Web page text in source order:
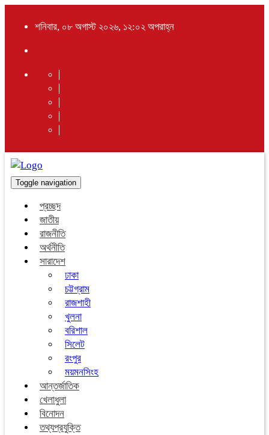
শনিবার, ০৮ অগাস্ট ২০২৬, ১২:০২ অপরাহ্ন
Toggle navigation
প্রচ্ছদ
জাতীয়
রাজনীতি
অর্থনীতি
সারাদেশ
ঢাকা
চট্টগ্রাম
রাজশাহী
খুলনা
বরিশাল
সিলেট
রংপুর
ময়মনসিংহ
আন্তর্জাতিক
খেলাধুলা
বিনোদন
তথ্যপ্রযুক্তি